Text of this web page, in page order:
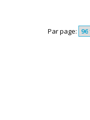
Par page: